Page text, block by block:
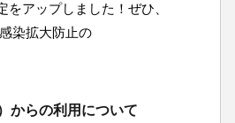
をアップしました！ぜひ、
染拡大防止の
からの利用について